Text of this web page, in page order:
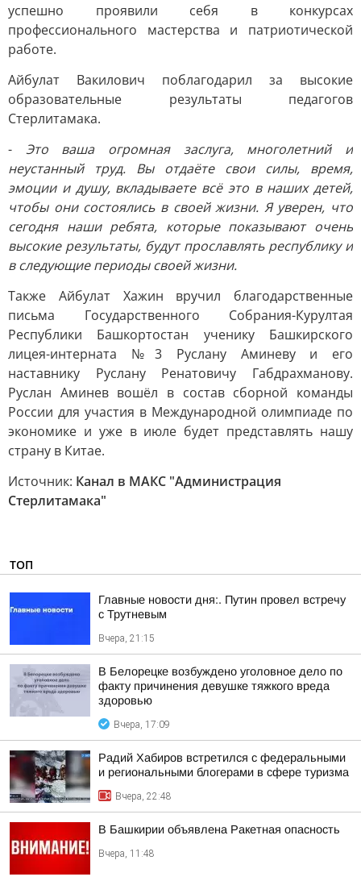
успешно проявили себя в конкурсах
профессионального мастерства и патриотической
работе.
Айбулат Вакилович поблагодарил за высокие
образовательные результаты педагогов
Стерлитамака.
- Это ваша огромная заслуга, многолетний и
неустанный труд. Вы отдаёте свои силы, время,
эмоции и душу, вкладываете всё это в наших детей,
чтобы они состоялись в своей жизни. Я уверен, что
сегодня наши ребята, которые показывают очень
высокие результаты, будут прославлять республику и
в следующие периоды своей жизни.
Также Айбулат Хажин вручил благодарственные
письма Государственного Собрания-Курултая
Республики Башкортостан ученику Башкирского
лицея-интерната №3 Руслану Аминеву и его
наставнику Руслану Ренатовичу Габдрахманову.
Руслан Аминев вошёл в состав сборной команды
России для участия в Международной олимпиаде по
экономике и уже в июле будет представлять нашу
страну в Китае.
Источник: Канал в МАКС "Администрация
Стерлитамака"
ТОП
Главные новости дня:. Путин провел встречу
с Трутневым
Вчера, 21:15
В Белорецке возбуждено уголовное дело по
факту причинения девушке тяжкого вреда
здоровью
Вчера, 17:09
Радий Хабиров встретился с федеральными
и региональными блогерами в сфере туризма
Вчера, 22:48
В Башкирии объявлена Ракетная опасность
Вчера, 11:48